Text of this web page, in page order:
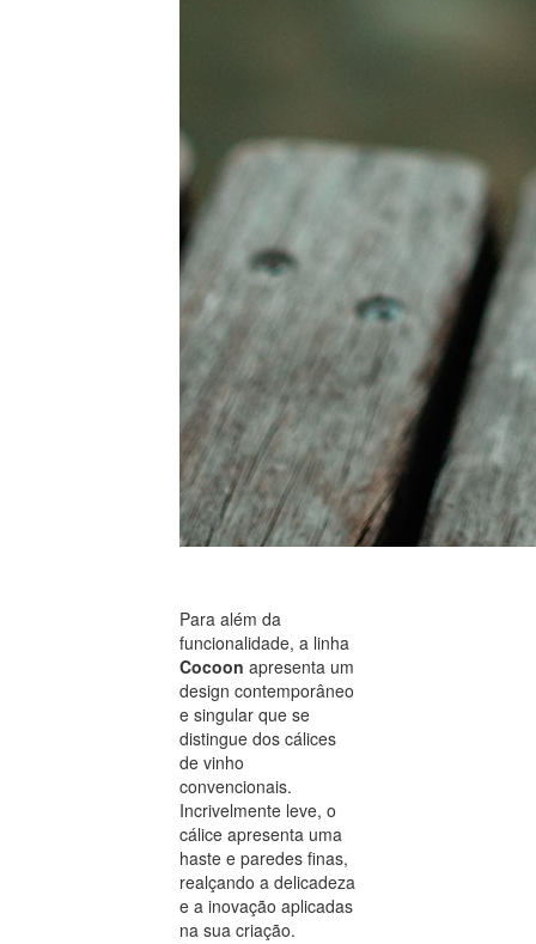
Para além da
funcionalidade, a linha
Cocoon apresenta um
design contemporâneo
e singular que se
distingue dos cálices
de vinho
convencionais.
Incrivelmente leve, o
cálice apresenta uma
haste e paredes finas,
realçando a delicadeza
e a inovação aplicadas
na sua criação.